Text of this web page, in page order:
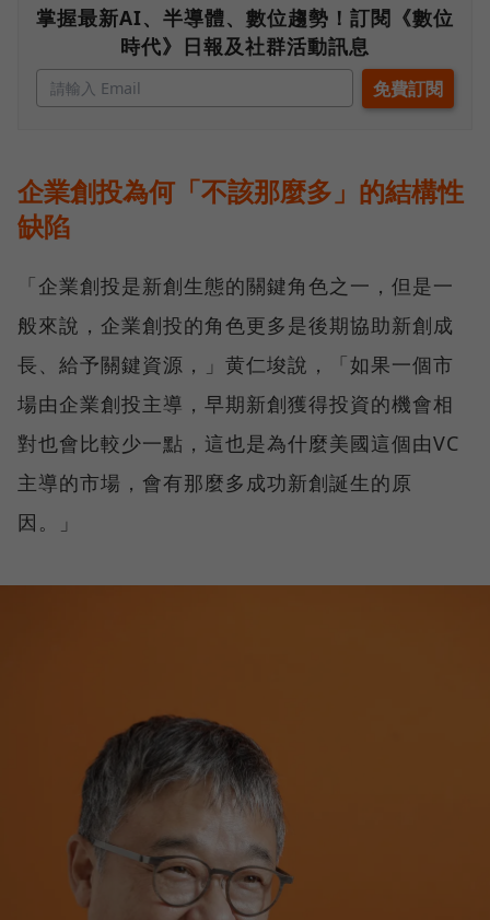
掌握最新AI、半導體、數位趨勢！訂閱《數位
時代》日報及社群活動訊息
企業創投為何「不該那麼多」的結構性
缺陷
「企業創投是新創生態的關鍵角色之一，但是一
般來說，企業創投的角色更多是後期協助新創成
長、給予關鍵資源，」黄仁埈說，「如果一個市
場由企業創投主導，早期新創獲得投資的機會相
對也會比較少一點，這也是為什麼美國這個由VC
主導的市場，會有那麼多成功新創誕生的原
因。」